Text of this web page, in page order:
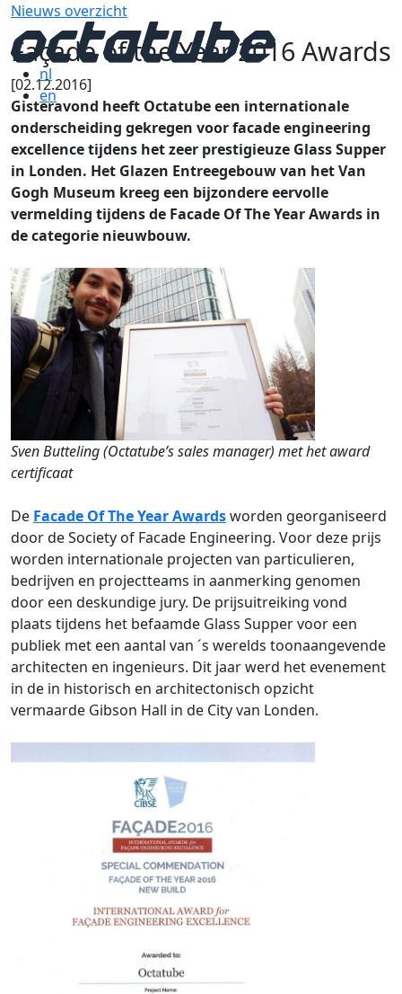
nl
en
Nieuws overzicht
Façade of the Year 2016 Awards
[02.12.2016]
Gisteravond heeft Octatube een internationale
onderscheiding gekregen voor facade engineering
excellence tijdens het zeer prestigieuze Glass Supper
in Londen. Het Glazen Entreegebouw van het Van
Gogh Museum kreeg een bijzondere eervolle
vermelding tijdens de Facade Of The Year Awards in
de categorie nieuwbouw.
Sven Butteling (Octatube’s sales manager) met het award
certificaat
De Facade Of The Year Awardsworden georganiseerd
door de Society of Facade Engineering. Voor deze prijs
worden internationale projecten van particulieren,
bedrijven en projectteams in aanmerking genomen
door een deskundige jury. De prijsuitreiking vond
plaats tijdens het befaamde Glass Supper voor een
publiek met een aantal van ´s werelds toonaangevende
architecten en ingenieurs. Dit jaar werd het evenement
in de in historisch en architectonisch opzicht
vermaarde Gibson Hall in de City van Londen.